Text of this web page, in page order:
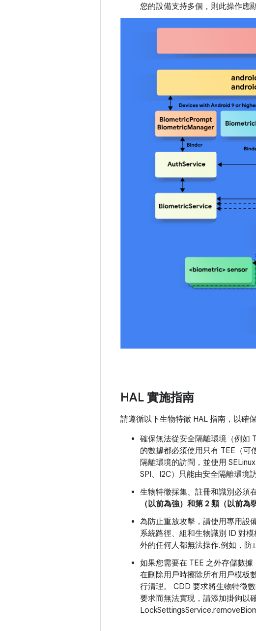
您的設備支持多個，則此操作應
HAL 實施指南
請遵循以下生物特徵 HAL 指南，以確
確保無法從安全隔離環境（例如
的數據都必須使用只有 TEE（可
隔離環境的訪問，並使用
SPI、I2C）只能由安全隔離環境訪
生物特徵採集、註冊和識別必須
（以前為強）和第 2 類（以前為
為防止重放攻擊，請使用專用設
系統路徑、組和生物識別 ID 對
外的任何人都無法操作.例如，防
如果您需要在 TEE 之外存儲數據
在刪除用戶時擦除所有用戶模板
行清理。 CDD 要求將生物特徵
要求而無法實現，請添加掛鉤以